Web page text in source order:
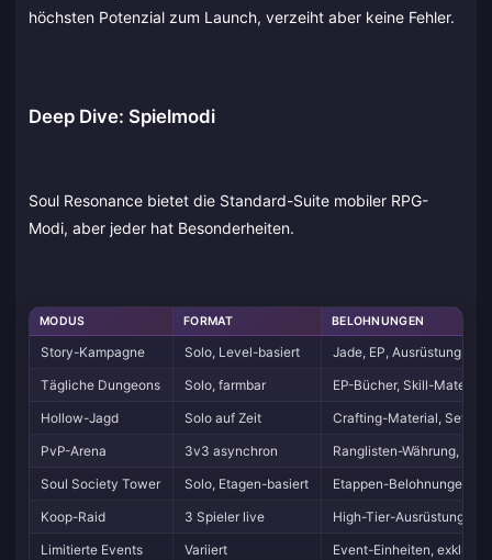
höchsten Potenzial zum Launch, verzeiht aber keine Fehler.
Deep Dive: Spielmodi
Soul Resonance bietet die Standard-Suite mobiler RPG-
Modi, aber jeder hat Besonderheiten.
MODUS FORMAT BELOHNUNGEN
Story-Kampagne Solo, Level-basiert
Jade, EP, Ausrüstung
Tägliche Dungeons
Solo, farmbar
EP-Bücher, Skill-Material,
Hollow-Jagd
Solo auf Zeit
Crafting-Material, Set-
PvP-Arena
3v3 asynchron
Ranglisten-Währung,
Soul Society Tower
Solo, Etagen-basiert
Etappen-Belohnungen,
Koop-Raid
3 Spieler live
High-Tier-Ausrüstung,
Limitierte Events
Variiert Event-Einheiten,